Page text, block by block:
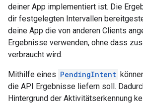
deiner App implementiert ist. Die
dir festgelegten Intervallen
deine App die von anderen Clients
Ergebnisse verwenden, ohne dass
verbraucht wird.
Mithilfe eines PendingIntent
die API Ergebnisse liefern soll.
Hintergrund der Aktivitätserkennung